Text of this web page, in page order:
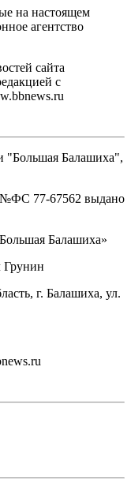
на настоящем
агентство
сайта
с
"Большая Балашиха",
№ФС ‎77-67562 выдано
Балашиха»
Грунин
г. Балашиха, ул.